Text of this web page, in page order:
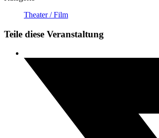
Theater / Film
Teile diese Veranstaltung